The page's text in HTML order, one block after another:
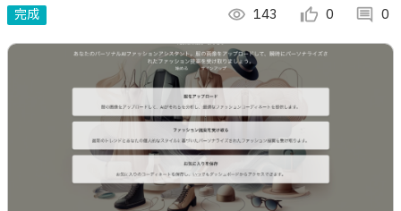
完成 visibility 143 thumb_up_alt 0 comment 0